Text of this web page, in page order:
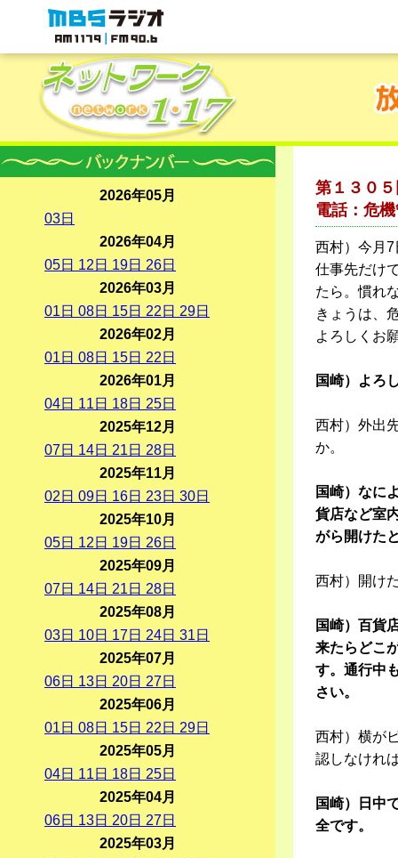
MBSラジオ 1179|FM90.6
第１３０
電話：危
西村）今月
仕事先だけ
たら。慣れ
きょうは、
よろしくお
国崎）よろ
西村）外出
か。
国崎）なに
貨店など室
がら開けた
西村）開け
国崎）百貨
来たらどこ
す。通行中
さい。
西村）横が
認しなけれ
国崎）日中
全です。
2026年05月
03日
2026年04月
05日 12 日 19日 26日
2026年03月
01 日 08日 15日 22 日 29日
2026年02月
01 日 08日 15日 22 日
2026年01月
04日 11 日 18日 25日
2025年12月
07日 14日 21 日 28日
2025年11月
02 日 09日 16日 23日 30日
2025年10月
05日 12 日 19日 26日
2025年09月
07日 14日 21 日 28日
2025年08月
03日 10日 17日 24日 31 日
2025年07月
06日 13日 20日 27日
2025年06月
01 日 08日 15日 22 日 29日
2025年05月
04日 11 日 18日 25日
2025年04月
06日 13日 20日 27日
2025年03月